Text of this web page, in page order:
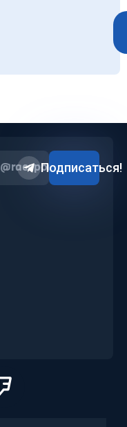
@raceport2022
Подписаться!